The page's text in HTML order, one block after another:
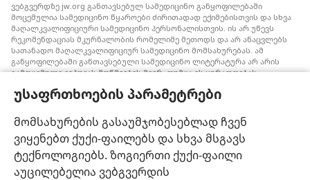
უსაფრთხოების პარამეტრები
მომსახურების გასაუმჯობესებლად ჩვენ
ვიყენებთ ქუქი-ფაილებს და სხვა მსგავს
ტექნოლოგიებს. ზოგიერთი ქუქი-ფაილი
აუცილებელია ვებგვერდის
ვებგვერდზე jw.org განთავსებულ სამედიცინო განყოფილებაში
მოცემულია სამედიცინო წყაროები ძირითადად ექიმებისთვის და სხვა
მაღალკვალიფიციური სამედიცინო პერსონალისთვის. ის არ უწევს
რეკომენდაციას მკურნალობის რომელიმე მეთოდს და არ ანაცვლებს
სათანადო მაღალკვალიფიციურ სამედიცინო მომსახურებას. ამ
განყოფილებაში განთავსებული სამედიცინო ლიტერატურა არ არის
გამოცემული იეჰოვას მოწმეების მიერ, თუმცა ის ყურადღებას
რომელიც შესაძლოა ყურადსაღები იყოს. თითოეული მედიკოსი
ვალდებულია, ინფორმირებული იყოს მედიცინაში არსებული
მიღწევების თაობაზე, რათა მკურნალობის ის მეთოდი შესთავაზოს
პაციენტს, რომელიც მისი ჯანმრთელობის მდგომარეობას საუკეთესოდ
შეესაბამება და არ ეწინააღმდეგება პაციენტის სურვილს,
ფასეულობებსა და მრწამსს. აქ მოცემული მკურნალობის მეთოდები
გამოიყენება ინდივიდუალურად, პაციენტის საჭიროებების
გათვალისწინებით.